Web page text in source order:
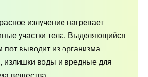
излучение нагревает
участки тела. Выделяющийся
пот выводит из организма
излишки воды и вредные для